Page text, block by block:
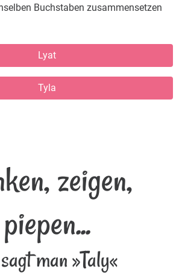
Buchstaben zusammensetzen
Lyat
Tyla
zeigen,
piepen...
man »Taly«